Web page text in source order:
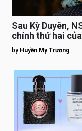
Sau Kỳ Duyên,
chính thứ hai của
by Huyền My Trương